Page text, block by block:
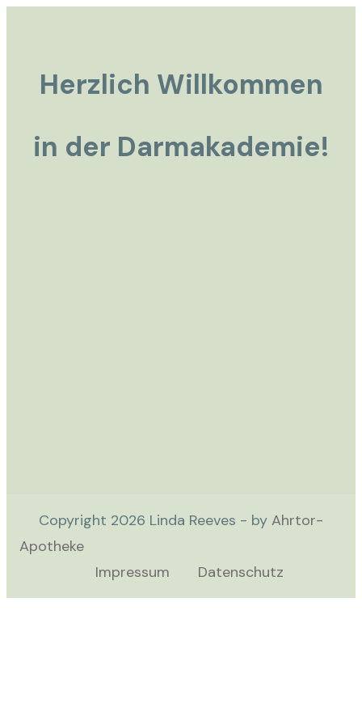
Herzlich Willkommen
in der Darmakademie!
Copyright 2026 Linda Reeves - by Ahrtor-
Apotheke
Impressum
Datenschutz